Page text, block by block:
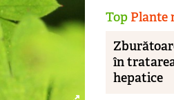
TopPlante
în
hepatice